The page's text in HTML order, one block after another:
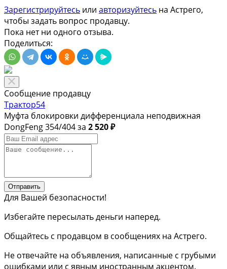
Зарегистрируйтесь или авторизуйтесь на Астрего,
чтобы задать вопрос продавцу.
Пока нет ни одного отзыва.
Поделиться:
Сообщение продавцу
Трактор54
Муфта блокировки дифференциала неподвижная
DongFeng 354/404 за 2 520 ₽
Отправить
Для Вашей безопасности!
Избегайте пересылать деньги наперед.
Общайтесь с продавцом в сообщениях на Астрего.
Не отвечайте на объявления, написанные с грубыми
ошибками или с явным иностранным акцентом.